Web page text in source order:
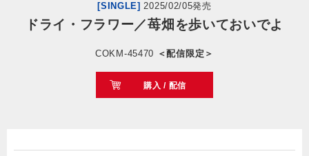
閉じる
[SINGLE] 2025/02/05発売
ドライ・フラワー／苺畑を歩いておいでよ
COKM-45470 ＜配信限定＞
購入 / 配信